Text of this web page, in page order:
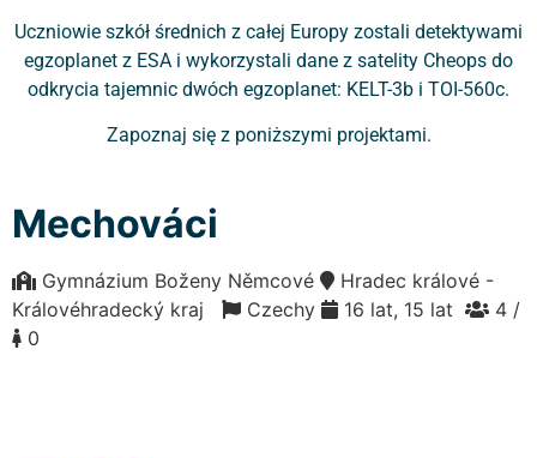
Uczniowie szkół średnich z całej Europy zostali detektywami
egzoplanet z ESA i wykorzystali dane z satelity Cheops do
odkrycia tajemnic dwóch egzoplanet: KELT-3b i TOI-560c.
Zapoznaj się z poniższymi projektami.
Mechováci
Gymnázium Boženy Němcové
Hradec králové -
Královéhradecký kraj
Czechy 16 lat, 15 lat
4 /
0